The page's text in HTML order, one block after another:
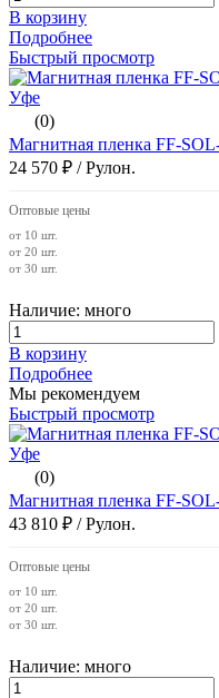
В корзину
Подробнее
Быстрый просмотр
(0)
Магнитная пленка FF-
24 570 ₽ / Рулон.
Оптовые цены
от 10 шт.
от 20 шт.
от 30 шт.
Наличие: много
В корзину
Подробнее
Мы рекомендуем
Быстрый просмотр
(0)
Магнитная пленка FF-
43 810 ₽ / Рулон.
Оптовые цены
от 10 шт.
от 20 шт.
от 30 шт.
Наличие: много